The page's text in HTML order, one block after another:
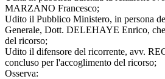
MARZANO Francesco;
Udito il Pubblico Ministero, in persona
Generale, Dott. DELEHAYE Enrico,
del ricorso;
Udito il difensore del ricorrente, avv.
concluso per l'accoglimento del ricorso;
Osserva: